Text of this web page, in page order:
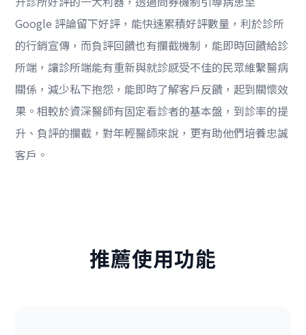
Google 評論留下好評，能快速累積好評數量，利於診所
的行銷宣傳，而負評回饋也有攔截機制，能即時回饋給診
所端，讓診所端能有重新與就診感受不佳的民眾維繫醫病
關係，減少私下抱怨，能即時了解客戶反饋，起到關懷效
果。相較於資深醫師有固定看診者的基本盤，到診率的提
升、負評的攔截，對年輕醫師來說，更有助他們培養忠誠
客戶。
推薦使用功能